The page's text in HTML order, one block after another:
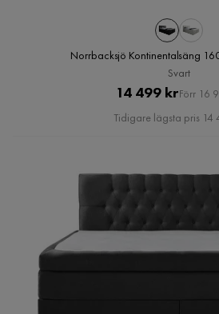
Norrbacksjö Kontinentalsäng
Svart
Pris
14 499 kr
Pris
Förr 16
Tidigare lägsta pris 14